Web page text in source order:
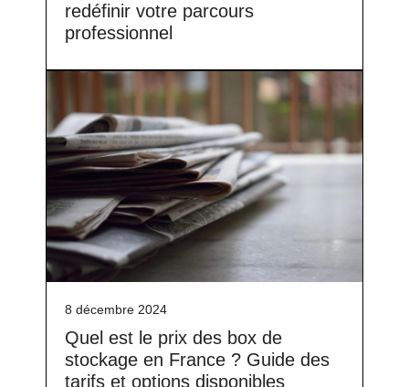
redéfinir votre parcours
professionnel
8 décembre 2024
Quel est le prix des box de
stockage en France ? Guide des
tarifs et options disponibles